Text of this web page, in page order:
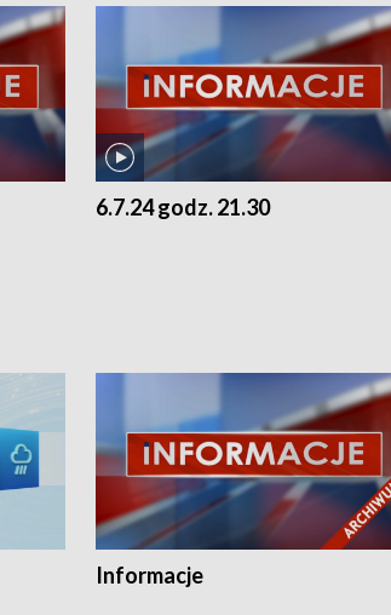
6.7.24 godz. 21.30
Informacje